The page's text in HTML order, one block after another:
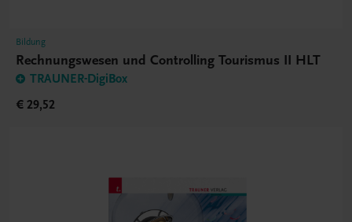
Bildung
Rechnungswesen und Controlling Tourismus II HLT
TRAUNER-DigiBox
€ 29,52